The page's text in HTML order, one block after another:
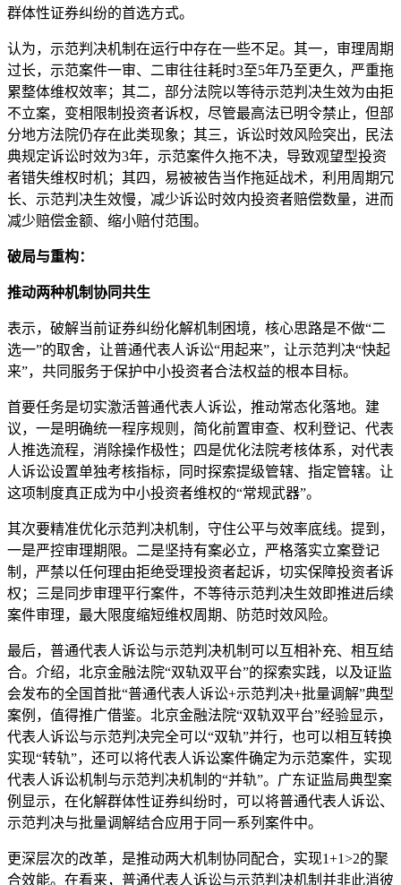
群体性证券纠纷的首选方式。
认为，示范判决机制在运行中存在一些不足。其一，审理周期
过长，示范案件一审、二审往往耗时3至5年乃至更久，严重拖
累整体维权效率；其二，部分法院以等待示范判决生效为由拒
不立案，变相限制投资者诉权，尽管最高法已明令禁止，但部
分地方法院仍存在此类现象；其三，诉讼时效风险突出，民法
典规定诉讼时效为3年，示范案件久拖不决，导致观望型投资
者错失维权时机；其四，易被被告当作拖延战术，利用周期冗
长、示范判决生效慢，减少诉讼时效内投资者赔偿数量，进而
减少赔偿金额、缩小赔付范围。
破局与重构：
推动两种机制协同共生
表示，破解当前证券纠纷化解机制困境，核心思路是不做“二
选一”的取舍，让普通代表人诉讼“用起来”，让示范判决“快起
来”，共同服务于保护中小投资者合法权益的根本目标。
首要任务是切实激活普通代表人诉讼，推动常态化落地。建
议，一是明确统一程序规则，简化前置审查、权利登记、代表
人推选流程，消除操作极性；四是优化法院考核体系，对代表
人诉讼设置单独考核指标，同时探索提级管辖、指定管辖。让
这项制度真正成为中小投资者维权的“常规武器”。
其次要精准优化示范判决机制，守住公平与效率底线。提到，
一是严控审理期限。二是坚持有案必立，严格落实立案登记
制，严禁以任何理由拒绝受理投资者起诉，切实保障投资者诉
权；三是同步审理平行案件，不等待示范判决生效即推进后续
案件审理，最大限度缩短维权周期、防范时效风险。
最后，普通代表人诉讼与示范判决机制可以互相补充、相互结
合。介绍，北京金融法院“双轨双平台”的探索实践，以及证监
会发布的全国首批“普通代表人诉讼+示范判决+批量调解”典型
案例，值得推广借鉴。北京金融法院“双轨双平台”经验显示，
代表人诉讼与示范判决完全可以“双轨”并行，也可以相互转换
实现“转轨”，还可以将代表人诉讼案件确定为示范案件，实现
代表人诉讼机制与示范判决机制的“并轨”。广东证监局典型案
例显示，在化解群体性证券纠纷时，可以将普通代表人诉讼、
示范判决与批量调解结合应用于同一系列案件中。
更深层次的改革，是推动两大机制协同配合，实现1+1>2的聚
合效能。在看来，普通代表人诉讼与示范判决机制并非此消彼